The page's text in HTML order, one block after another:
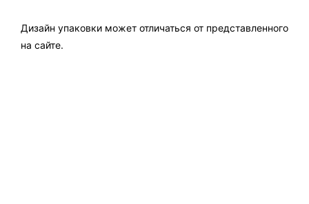
Дизайн упаковки может отличаться от представленного
на сайте.